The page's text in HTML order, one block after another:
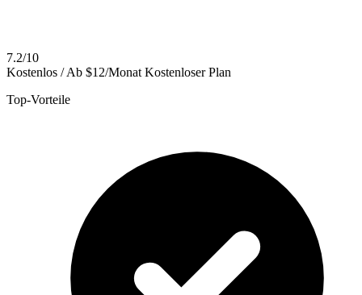
7.2/10
Kostenlos / Ab $12/Monat Kostenloser Plan
Top-Vorteile